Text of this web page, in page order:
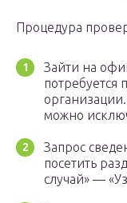
Процедура
Зайти на
потребуется
можно
Запрос
посетить
случай» —